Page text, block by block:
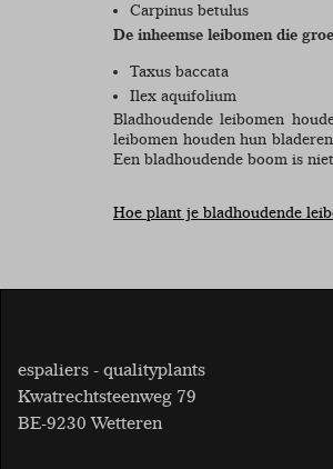
Carpinus betulus
De inheemse leibomen die
Taxus baccata
Ilex aquifolium
Bladhoudende leibomen
leibomen houden hun
Een bladhoudende boom is
Hoe plant je bladhoudende
espaliers - qualityplants
Kwatrechtsteenweg 79
BE-9230 Wetteren